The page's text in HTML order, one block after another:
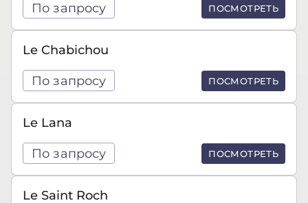
По запросу ПОСМОТРЕТЬ
Le Chabichou
По запросу ПОСМОТРЕТЬ
Le Lana
По запросу ПОСМОТРЕТЬ
Le Saint Roch